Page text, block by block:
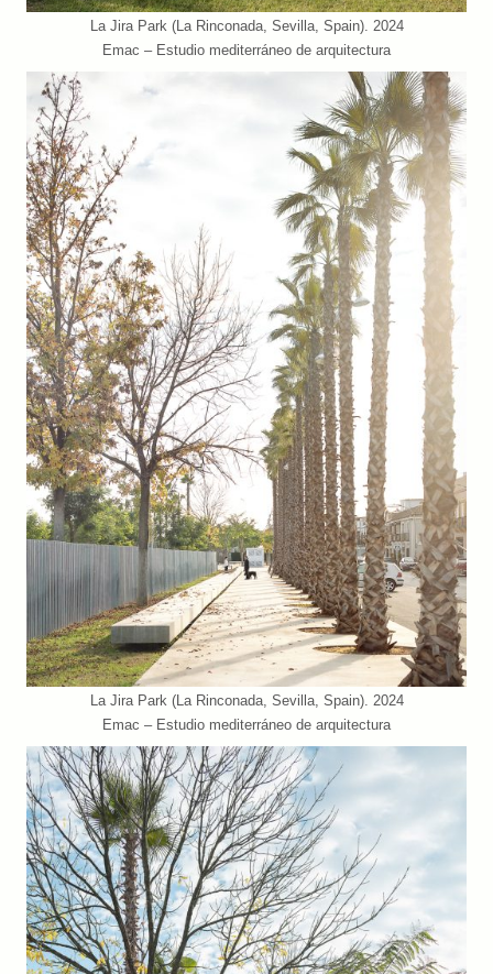
La Jira Park (La Rinconada, Sevilla, Spain). 2024
Emac – Estudio mediterráneo de arquitectura
La Jira Park (La Rinconada, Sevilla, Spain). 2024
Emac – Estudio mediterráneo de arquitectura